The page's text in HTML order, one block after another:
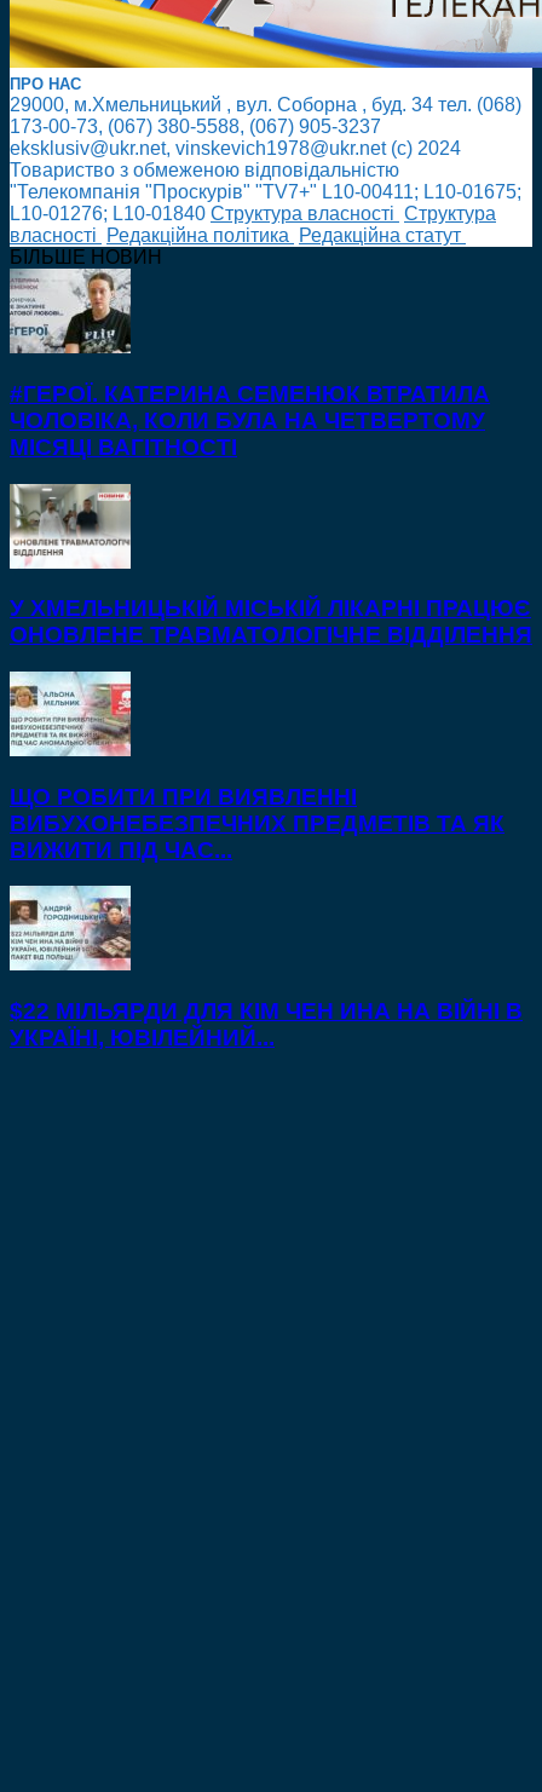
ПРО НАС
29000, м.Хмельницький , вул. Соборна , буд. 34 тел. (068)
173-00-73, (067) 380-5588, (067) 905-3237
eksklusiv@ukr.net, vinskevich1978@ukr.net (с) 2024
Товариство з обмеженою відповідальністю
"Телекомпанія "Проскурів" "TV7+" L10-00411; L10-01675;
L10-01276; L10-01840 Cтруктура власності Cтруктура
власності
Редакційна політика
Редакційна статут
БІЛЬШЕ НОВИН
#ГЕРОЇ. КАТЕРИНА СЕМЕНЮК ВТРАТИЛА
ЧОЛОВІКА, КОЛИ БУЛА НА ЧЕТВЕРТОМУ
МІСЯЦІ ВАГІТНОСТІ
У ХМЕЛЬНИЦЬКІЙ МІСЬКІЙ ЛІКАРНІ ПРАЦЮЄ
ОНОВЛЕНЕ ТРАВМАТОЛОГІЧНЕ ВІДДІЛЕННЯ
ЩО РОБИТИ ПРИ ВИЯВЛЕННІ
ВИБУХОНЕБЕЗПЕЧНИХ ПРЕДМЕТІВ ТА ЯК
ВИЖИТИ ПІД ЧАС...
$22 МІЛЬЯРДИ ДЛЯ КІМ ЧЕН ИНА НА ВІЙНІ В
УКРАЇНІ, ЮВІЛЕЙНИЙ...